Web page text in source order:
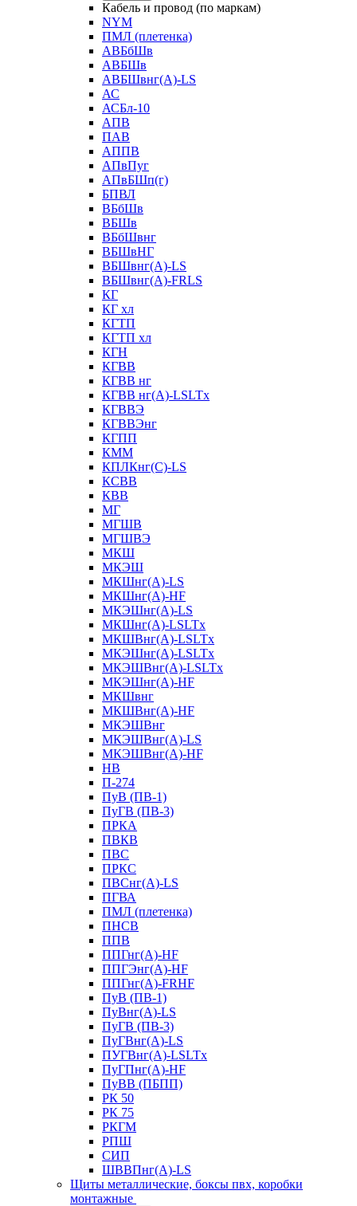
Кабель и провод (по маркам)
NYM
ПМЛ (плетенка)
АВБбШв
АВБШв
АВБШвнг(А)-LS
АС
АСБл-10
АПВ
ПАВ
АППВ
АПвПуг
АПвБШп(г)
БПВЛ
ВБбШв
ВБШв
ВБбШвнг
ВБШвНГ
ВБШвнг(А)-LS
ВБШвнг(А)-FRLS
КГ
КГ хл
КГТП
КГТП хл
КГН
КГВВ
КГВВ нг
КГВВ нг(А)-LSLTx
КГВВЭ
КГВВЭнг
КГПП
КММ
КПЛКнг(C)-LS
КСВВ
КВВ
МГ
МГШВ
МГШВЭ
МКШ
МКЭШ
МКШнг(А)-LS
МКШнг(А)-HF
МКЭШнг(А)-LS
МКШнг(А)-LSLTx
МКШВнг(A)-LSLTx
МКЭШнг(А)-LSLTx
МКЭШВнг(A)-LSLTx
МКЭШнг(А)-HF
МКШвнг
МКШВнг(А)-HF
МКЭШВнг
МКЭШВнг(А)-LS
МКЭШВнг(А)-HF
НВ
П-274
ПуВ (ПВ-1)
ПуГВ (ПВ-3)
ПРКА
ПВКВ
ПВС
ПРКС
ПВСнг(А)-LS
ПГВА
ПМЛ (плетенка)
ПНСВ
ППВ
ППГнг(А)-HF
ППГЭнг(А)-HF
ППГнг(А)-FRHF
ПуВ (ПВ-1)
ПуВнг(А)-LS
ПуГВ (ПВ-3)
ПуГВнг(А)-LS
ПУГВнг(А)-LSLTx
ПуГПнг(А)-HF
ПуВВ (ПБПП)
РК 50
РК 75
РКГМ
РПШ
СИП
ШВВПнг(А)-LS
Щиты металлические, боксы пвх, коробки
монтажные